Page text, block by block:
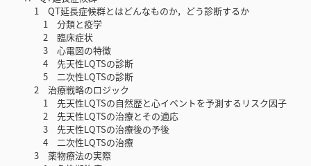
1 QT延長症候群とはどんなものか，どう診断するか
1 分類と疫学
2 臨床症状
3 心電図の特徴
4 先天性LQTSの診断
5 二次性LQTSの診断
2 治療戦略のロジック
1 先天性LQTSの自然歴と心イベントを予測するリスク因子
2 先天性LQTSの治療とその適応
3 先天性LQTSの治療後の予後
4 二次性LQTSの治療
3 薬物療法の実際